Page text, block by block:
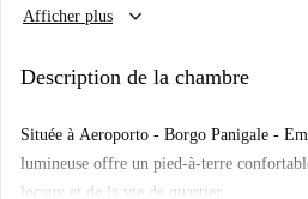
Afficher plus
keyboard_arrow_down
Description de la chambre
Située à Aeroporto - Borgo Panigale -
lumineuse offre un pied-à-terre
locaux et de la vie de quartier.